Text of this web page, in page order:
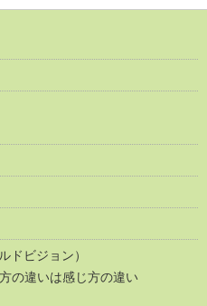
ドビジョン）
の違いは感じ方の違い